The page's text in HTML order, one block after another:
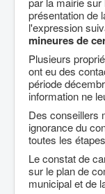
présentation de
l'expression
mineures de
Plusieurs
ont eu des
période
information ne
Des conseillers
ignorance du
toutes les
Le constat de
sur le plan de
municipal et de